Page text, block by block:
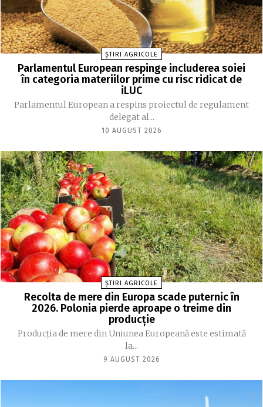
ȘTIRI AGRICOLE
Parlamentul European respinge includerea soiei
în categoria materiilor prime cu risc ridicat de
iLUC
Parlamentul European a respins proiectul de regulament
delegat al...
10 AUGUST 2026
ȘTIRI AGRICOLE
Recolta de mere din Europa scade puternic în
2026. Polonia pierde aproape o treime din
producție
Producția de mere din Uniunea Europeană este estimată
la...
9 AUGUST 2026